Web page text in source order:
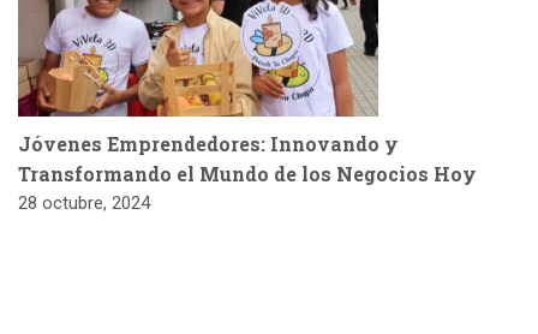
Jóvenes Emprendedores: Innovando y
Transformando el Mundo de los Negocios Hoy
28 octubre, 2024